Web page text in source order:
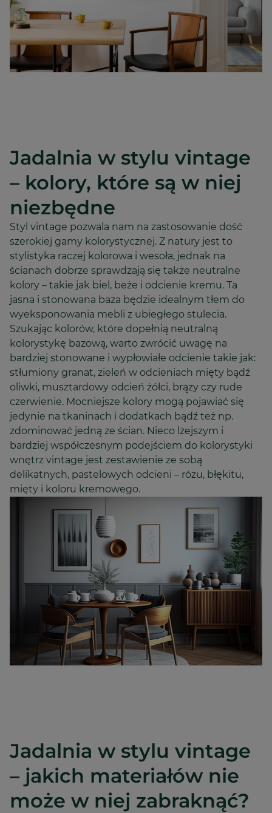
Jadalnia w stylu vintage
– kolory, które są w niej
niezbędne
Styl vintage pozwala nam na zastosowanie dość
szerokiej gamy kolorystycznej. Z natury jest to
stylistyka raczej kolorowa i wesoła, jednak na
ścianach dobrze sprawdzają się także neutralne
kolory – takie jak biel, beże i odcienie kremu. Ta
jasna i stonowana baza będzie idealnym tłem do
wyeksponowania mebli z ubiegłego stulecia.
Szukając kolorów, które dopełnią neutralną
kolorystykę bazową, warto zwrócić uwagę na
bardziej stonowane i wypłowiałe odcienie takie jak:
stłumiony granat, zieleń w odcieniach mięty bądź
oliwki, musztardowy odcień żółci, brązy czy rude
czerwienie. Mocniejsze kolory mogą pojawiać się
jedynie na tkaninach i dodatkach bądź też np.
zdominować jedną ze ścian. Nieco lżejszym i
bardziej współczesnym podejściem do kolorystyki
wnętrz vintage jest zestawienie ze sobą
delikatnych, pastelowych odcieni – różu, błękitu,
mięty i koloru kremowego.
Jadalnia w stylu vintage
– jakich materiałów nie
może w niej zabraknąć?